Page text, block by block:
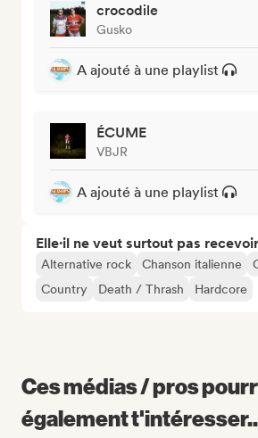
crocodile
Gusko
A ajouté à une playlist
ÉCUME
VBJR
A ajouté à une playlist
Elle·il ne veut surtout pas
Alternative rock Chanson italienne
Country
Death / Thrash Hardcore
Ces médias / pros
également